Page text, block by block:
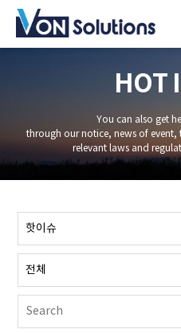
HOT
You can also get
through our notice, news of event,
relevant laws and